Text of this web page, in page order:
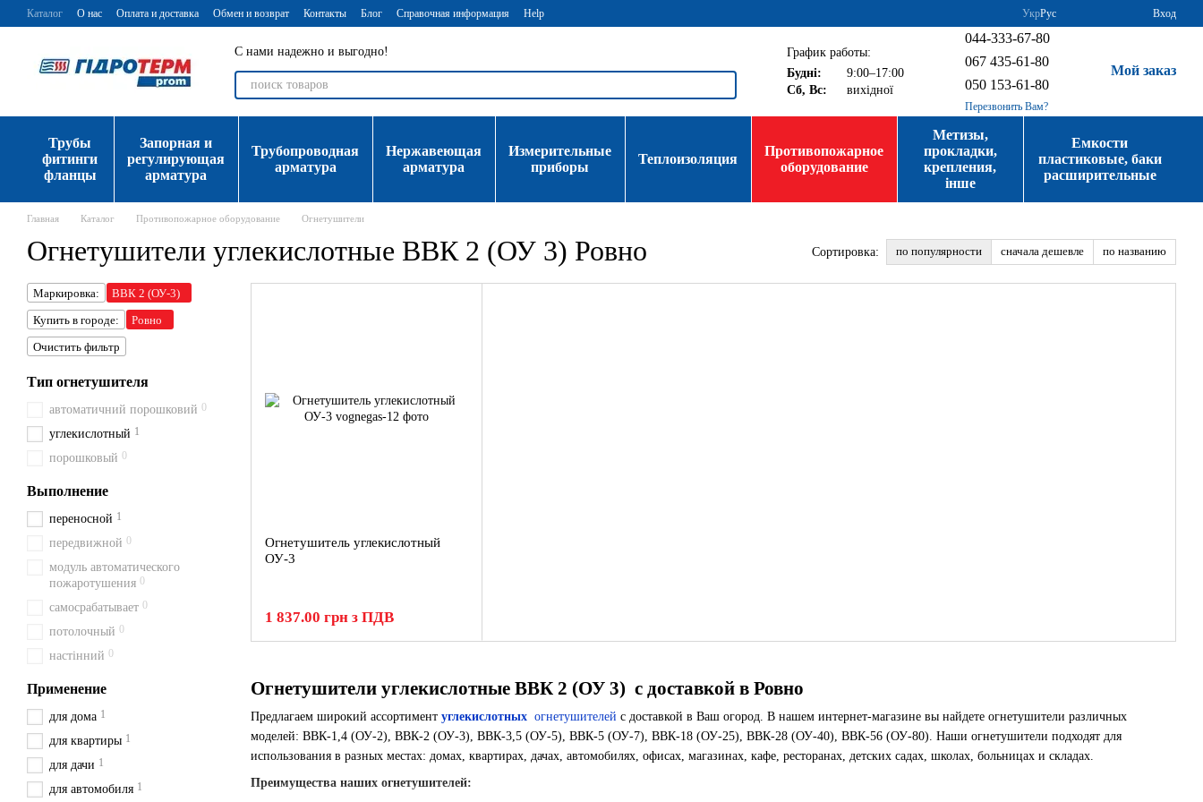
Перейти к основному контенту
Каталог О нас Оплата и доставка Обмен и возврат Контакты Блог Справочная информация Help УкрРус Вход
С нами надежно и выгодно!
График работы:
Будні:
9:00–17:00
Сб, Вс:
вихідної
044-333-67-80
067 435-61-80
050 153-61-80
Перезвонить Вам?
Мой заказ
Трубы
фитинги
фланцы
Запорная и
регулирующая
арматура
Трубопроводная
арматура
Нержавеющая
арматура
Измерительные
приборы
Теплоизоляция
Противопожарное
оборудование
Метизы,
прокладки,
крепления,
інше
Емкости
пластиковые, баки
расширительные
Главная Каталог Противопожарное оборудование Огнетушители
Огнетушители углекислотные ВВК 2 (ОУ 3) Ровно Сортировка: по популярности сначала дешевле по названию
Огнетушители углекислотные ВВК 2 (ОУ 3) с доставкой в ​​Ровно
Предлагаем широкий ассортимент углекислотных огнетушителей с доставкой в ​​Ваш огород. В нашем интернет-магазине вы найдете огнетушители различных
моделей: ВВК-1,4 (ОУ-2), ВВК-2 (ОУ-3), ВВК-3,5 (ОУ-5), ВВК-5 (ОУ-7), ВВК-18 (ОУ-25), ВВК-28 (ОУ-40), ВВК-56 (ОУ-80). Наши огнетушители подходят для
использования в разных местах: домах, квартирах, дачах, автомобилях, офисах, магазинах, кафе, ресторанах, детских садах, школах, больницах и складах.
Преимущества наших огнетушителей:
Огнетушитель углекислотный
ОУ-3
1 837.00 грн з ПДВ
Маркировка:
ВВК 2 (ОУ-3)
Купить в городе:
Ровно
Очистить фильтр
Тип огнетушителя
автоматичний порошковий 0
углекислотный 1
порошковый 0
Выполнение
переносной 1
передвижной 0
модуль автоматического
пожаротушения 0
самосрабатывает 0
потолочный 0
настінний 0
Применение
для дома 1
для квартиры 1
для дачи 1
для автомобиля 1